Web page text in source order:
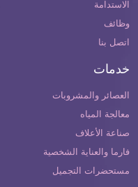
الاستدامة
وظائف
اتصل بنا
خدمات
العصائر والمشروبات
معالجة المياه
صناعة الأعلاف
فارما والعناية الشخصية
مستحضرات التجميل